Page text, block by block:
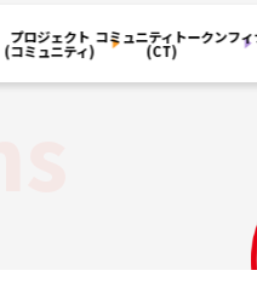
プロジェクト
(コミュニティ)
コミュニティトークン
(CT)
フ